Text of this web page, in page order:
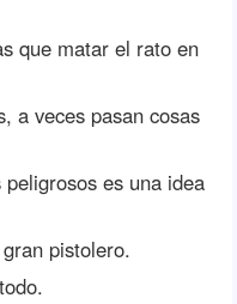
que matar el rato en
a veces pasan cosas
es una idea
pistolero.